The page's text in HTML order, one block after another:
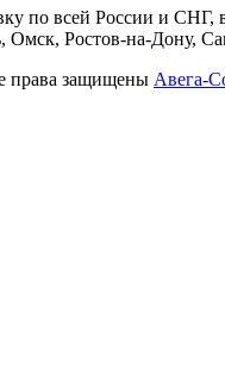
по всей России и
Ростов-на-Дону,
права защищены Авега-